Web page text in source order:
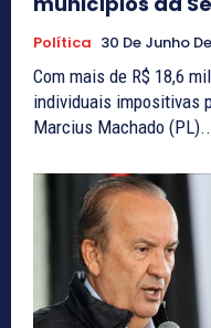
Política 30 De Junho
Com mais de R$ 18,6
individuais impositivas
Marcius Machado